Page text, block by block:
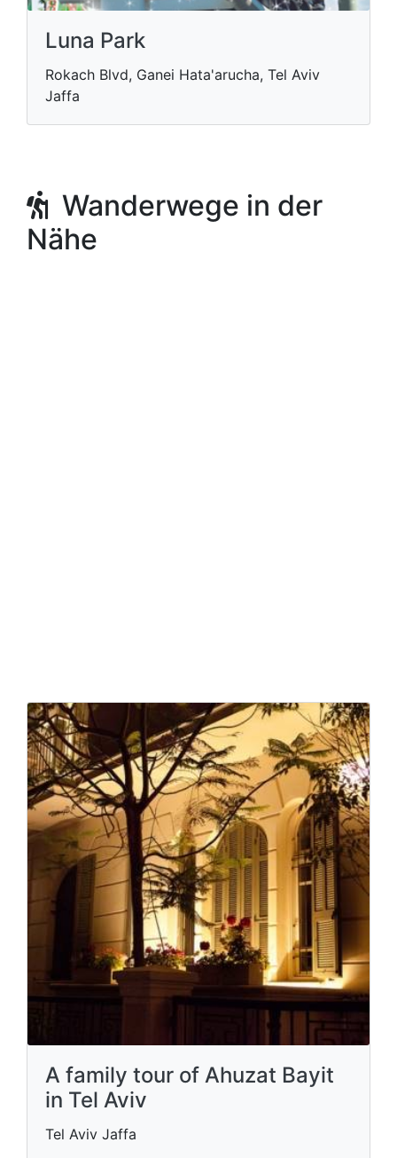
Luna Park
Rokach Blvd, Ganei Hata'arucha, Tel Aviv
Jaffa
Wanderwege in der
Nähe
A family tour of Ahuzat Bayit
in Tel Aviv
Tel Aviv Jaffa